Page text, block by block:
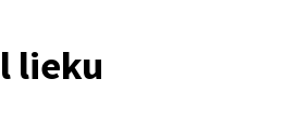
lieku